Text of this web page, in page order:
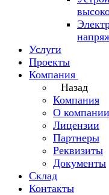
Услуги
Проекты
Компания
Назад
Компания
О компании
Лицензии
Партнеры
Реквизиты
Документы
Склад
Контакты